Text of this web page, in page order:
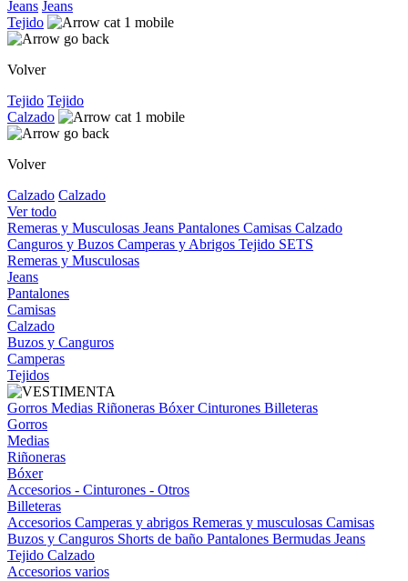
Jeans Jeans
Tejido
Volver
Tejido Tejido
Calzado
Volver
Calzado Calzado
Ver todo
Remeras y Musculosas Jeans Pantalones Camisas Calzado
Canguros y Buzos Camperas y Abrigos Tejido SETS
Remeras y Musculosas
Jeans
Pantalones
Camisas
Calzado
Buzos y Canguros
Camperas
Tejidos
Gorros Medias Riñoneras BóxerCinturones Billeteras
Gorros
Medias
Riñoneras
Bóxer
Accesorios - Cinturones - Otros
Billeteras
Accesorios Camperas y abrigos Remeras y musculosas Camisas
Buzos y Canguros Shorts de baño Pantalones Bermudas Jeans
Tejido Calzado
Accesorios varios